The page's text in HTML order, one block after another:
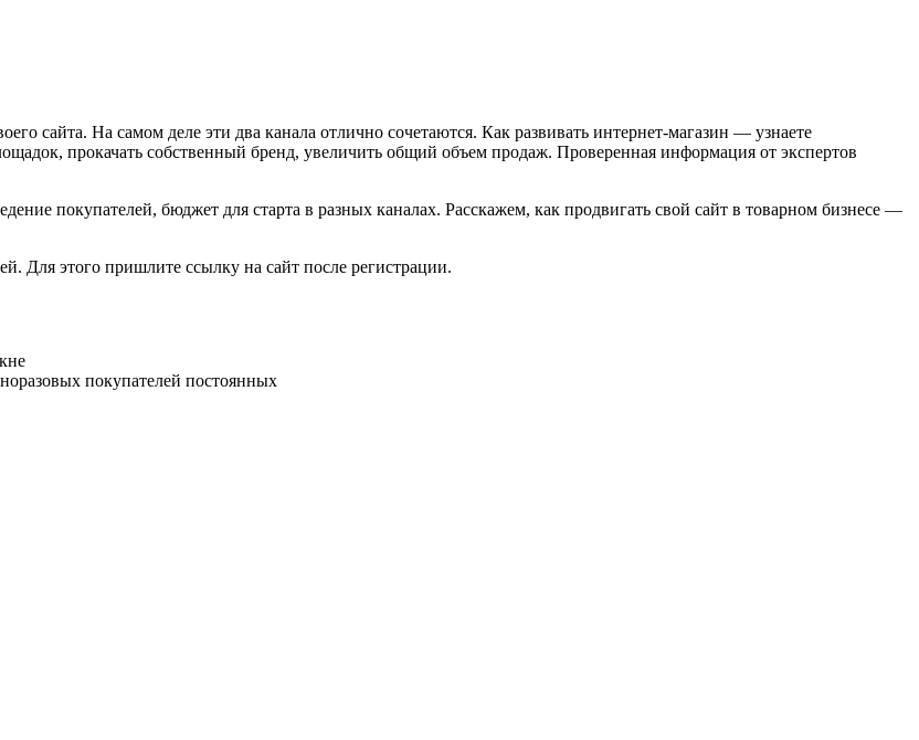
сайта. На самом деле эти два канала отлично сочетаются. Как развивать интернет-магазин — узнаете
прокачать собственный бренд, увеличить общий объем продаж. Проверенная информация от экспертов
покупателей, бюджет для старта в разных каналах. Расскажем, как продвигать свой сайт в товарном бизнесе —
Для этого пришлите ссылку на сайт после регистрации.
покупателей постоянных